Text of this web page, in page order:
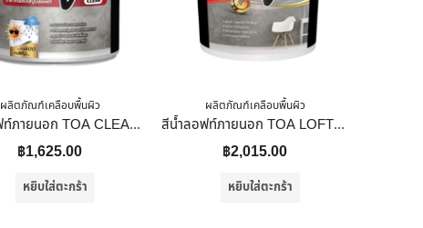
ผลิตภัณฑ์เคลือบพื้นผิว
สีน้ำลอฟท์ภายนอก TOA CLEAR สีใส 3 กก.
฿1,625.00
หยิบใส่ตะกร้า
ผลิตภัณฑ์เคลือบพื้นผิว
สีน้ำลอฟท์ภายนอก TOA LOFT2 สีเทากลาง 12 กก.
฿2,015.00
หยิบใส่ตะกร้า